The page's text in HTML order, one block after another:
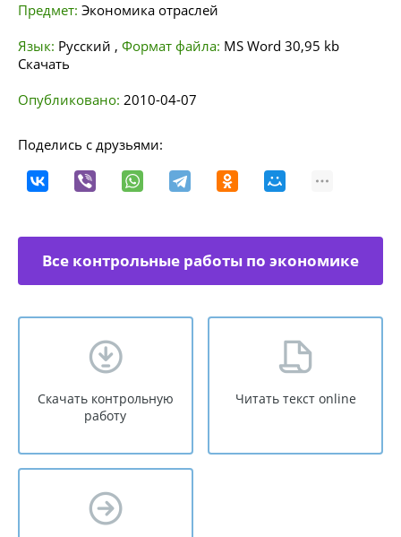
Предмет: Экономика отраслей
Язык: Русский , Формат файла: MS Word 30,95 kb
Скачать
Опубликовано: 2010-04-07
Поделись с друзьями:
Все контрольные работы по экономике
Скачать контрольную
работу
Читать текст online